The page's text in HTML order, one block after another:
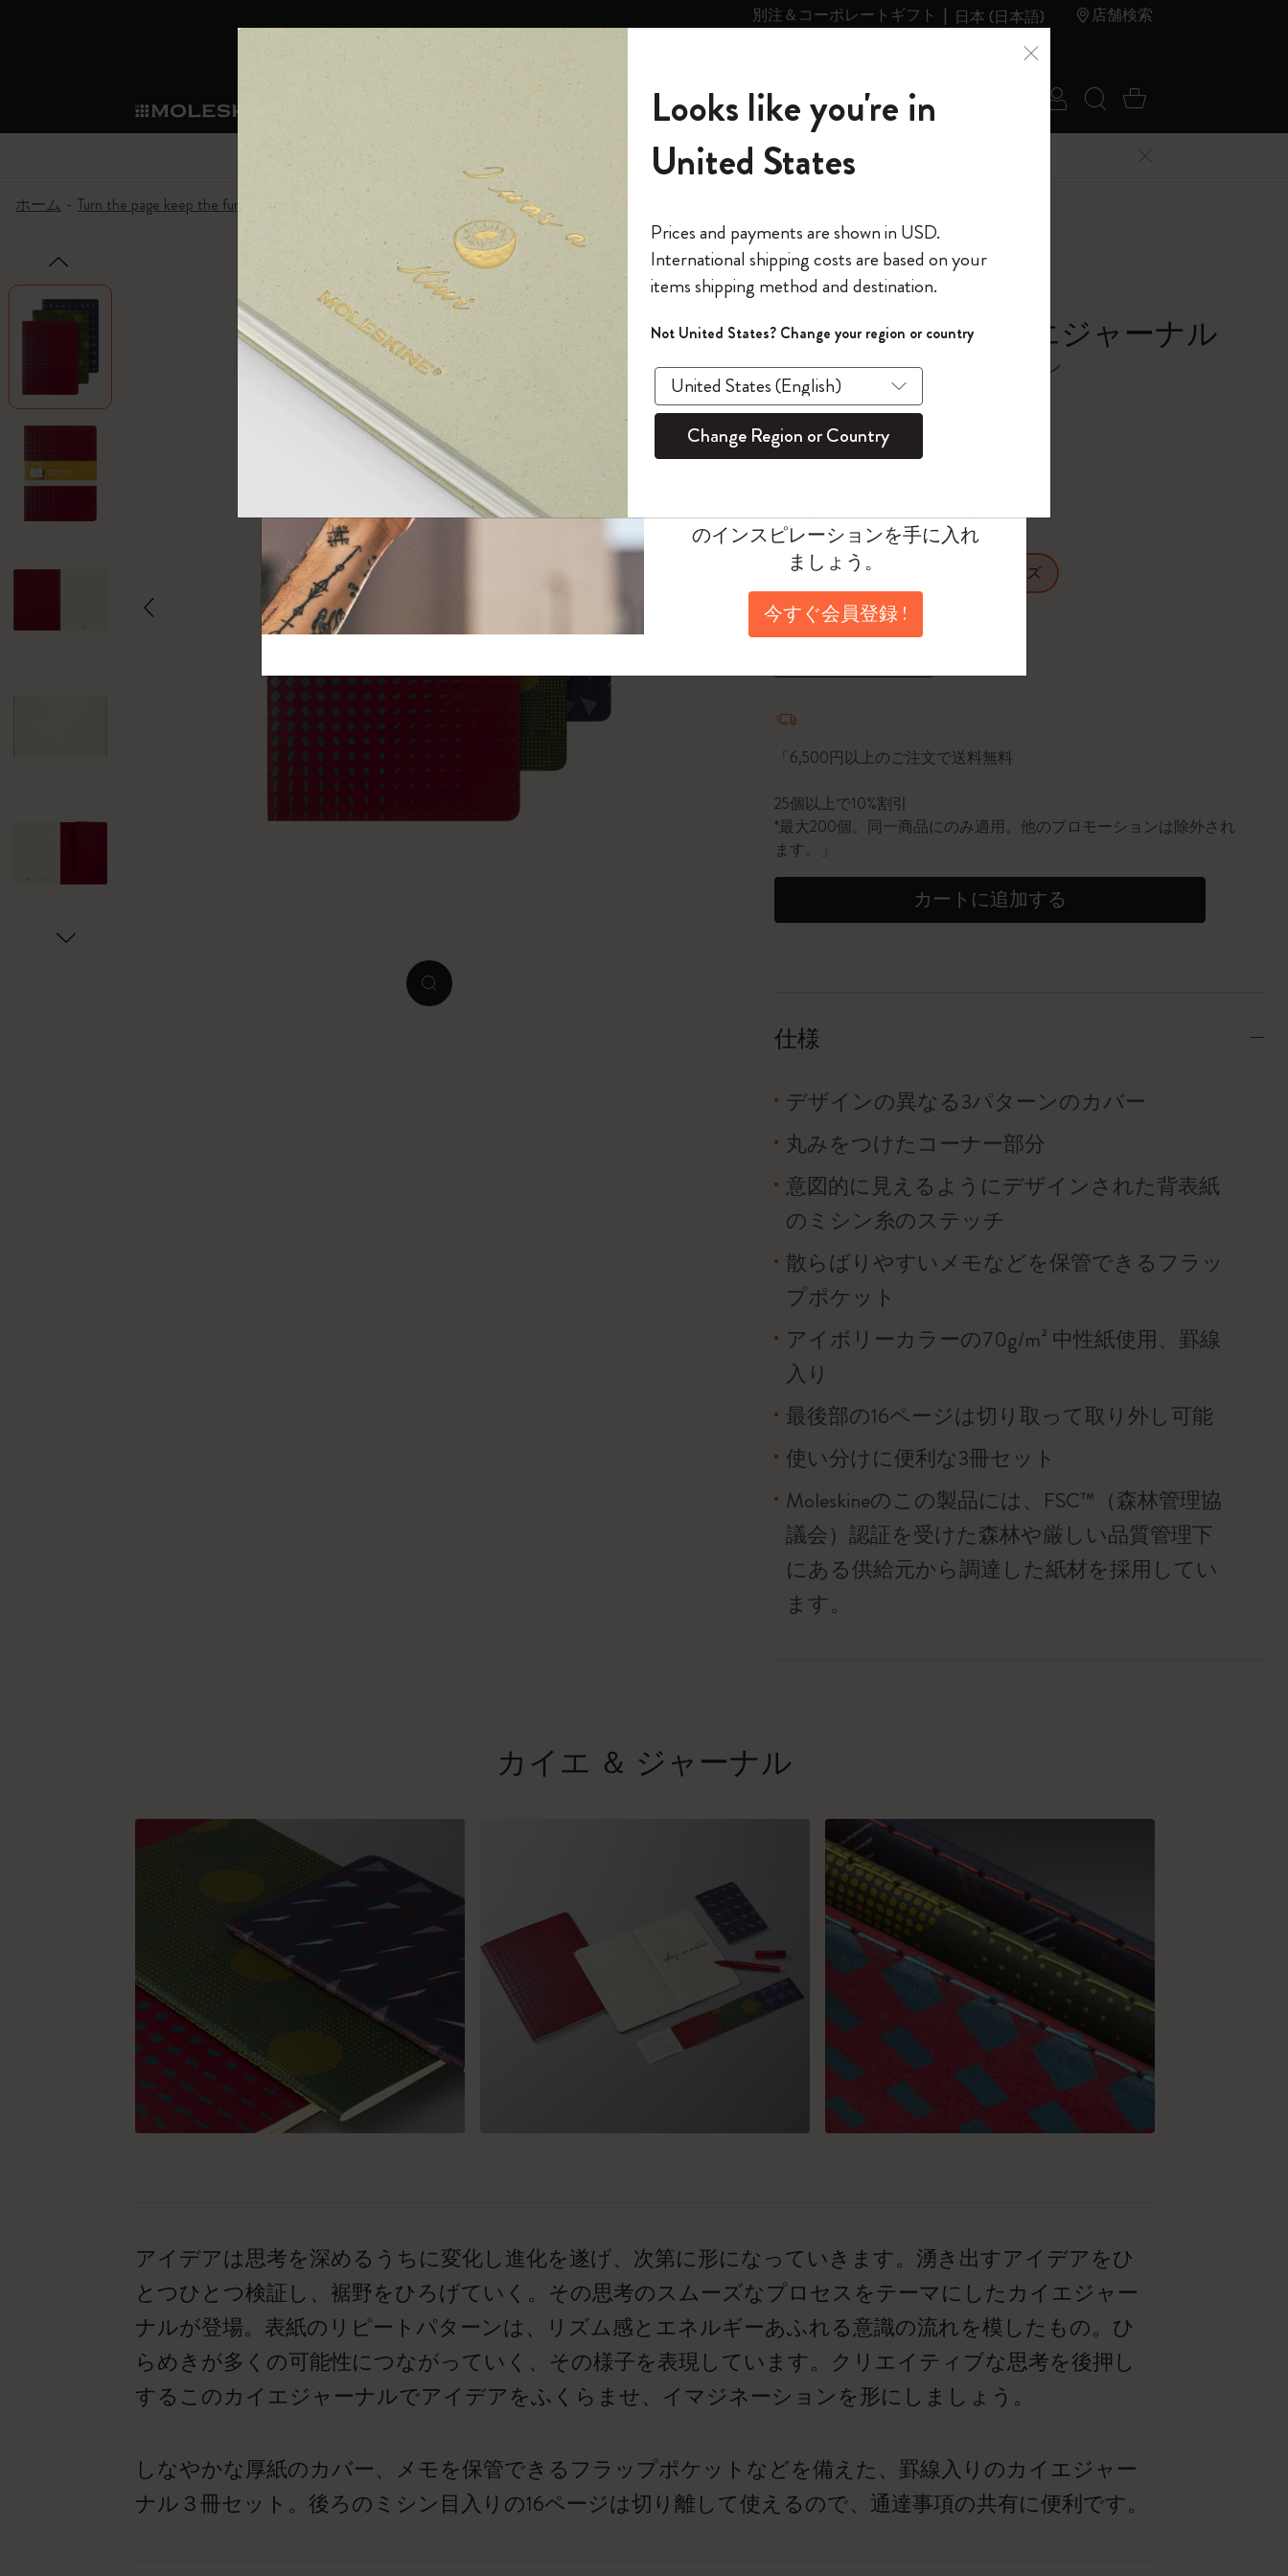
別注＆コーポレートギフト 日本 (日本語) 店舗検索
ショ
ノートブック
ノートブック
The Original Notebook
ミニノートブックチャーム
カイエ ＆ ジャーナル
セット
パッションジャーナル
スチューデントカイエジャーナル
サブカテゴリ
ダイアリー
パーソナル・ダイアリー
12カ月ダイアリー
15ヶ月プランナー
ウィークリープランナー
デイリープランナー
マンスリープランナー
ライフプランナー・コレクション
アカデミック・プランナー
モレスキンスマート
サブカテゴリ
すべて見る
スマートライティング・システム
モレスキンスマートスマートとは
アプリ・サービス
ライティングツール
サブカテゴリ
モレスキンスマート
Blackwing x モレスキン
Kaweco x モレスキン
ペン & ペンシル
限定版ノートブック
Reframe サングラス
ムーミン コレクション
キム・ジョンギコレクション
「Alice's Adventures in Wonderland」コレ
『ロード・オブ・ザ・リング』コレク
カラーパターン ノートブック
サクラコレクション
馬年コレクション
ISSEY MIYAKE | モレスキン のコレク
ション
ナサにインスパイアされたコレクショ
キム・ジョンギコレクション
Impressions of Impressionism コレクショ
ン
カサ・バトリョ 限定版コレクション
ゴッホ美術館
すべて見る
バックパック
限定版バックパック
Shopper paper – made Collection
アートを愛する方への贈り物
プロフェッショナルへの贈り物
ミニマリストへの贈り物
マキシマリストへの贈り物
健康を愛する方への贈り物です
趣味を愛する方へのギフト
サブカテゴリ
カントリー・テーマ・ピンズ・コレク
ション
サブカテゴリ
プライドをいつも胸に
Mardi Mercredi × モレスキン
スマートライティング・シス
サブカテゴリ
スマートライティング・システム
スマートノートブック
スマートダイアリー
モレスキンスマートスマート
アプリ・サービス
サブカテゴリ
Notes
モレスキン Journal
モレスキン Planner
パーソナライズサ
ービス
サブカテゴリ
カスタムダイアリー
カスタムノートブック
和紙テープ
ミニノートブックチャーム
別注＆コーポレートギフト
リー
の世界
サブカテゴリ
モレスキンメンバーシップ
我々の歴史
モレスキンのマニフェスト
ペンと紙の力
持続可能な創造性
ール
ログイン
今すぐメンバー登録
ウェルカムオファー: 次回のご購入時に10% オフと送料無料
通常特典: パーソナライズの2冊ご購入で1冊無料
バースデー特典: 1回限りの割引（1ヶ月有効）
先行プレビュー: 新作コレクションへの先行アクセス
伝説的なお得情報: 会員限定の特別サプライズ
セールへの早期アクセス: お得な情報をいち早くチェック
モレスキン限定イベント: 優先アクセス
返品期間の延長: 1ヶ月間
モレスキンの世界へようこそ
*メールアドレス
*パスワード
このデバイスで情報を保存する
ログイン
検索 (キーワード
カート 0 アイ
6,500円以上のご購入で送料無料 メニューを閉じる
ホーム Turn the page keep the fun Ideas in Motion カイエジャーナル
zoom.cta
新製品
Ideas in Motion カイエジャーナル
3冊セット（XL、罫線）, パターン
¥ 3,520
Select a color
Select a size
ポケット XLサイズ
「6,500円以上のご注文で送料無料
25個以上で10%割引
*最大200個。同一商品にのみ適用。他のプロモーションは除外され
ます。」
カートに追加する
仕様
デザインの異なる3パターンのカバー
丸みをつけたコーナー部分
意図的に見えるようにデザインされた背表紙
のミシン糸のステッチ
散らばりやすいメモなどを保管できるフラッ
プポケット
アイボリーカラーの70g/m² 中性紙使用、罫線
入り
最後部の16ページは切り取って取り外し可能
使い分けに便利な3冊セット
Moleskineのこの製品には、FSC™（森林管理協
議会）認証を受けた森林や厳しい品質管理下
にある供給元から調達した紙材を採用してい
ます。
カイエ ＆ ジャーナル
アイデアは思考を深めるうちに変化し進化を遂げ、次第に形になっていきます。湧き出すアイデアをひ
とつひとつ検証し、裾野をひろげていく。その思考のスムーズなプロセスをテーマにしたカイエジャー
ナルが登場。表紙のリピートパターンは、リズム感とエネルギーあふれる意識の流れを模したもの。ひ
らめきが多くの可能性につながっていく、その様子を表現しています。クリエイティブな思考を後押し
するこのカイエジャーナルでアイデアをふくらませ、イマジネーションを形にしましょう。
しなやかな厚紙のカバー、メモを保管できるフラップポケットなどを備えた、罫線入りのカイエジャー
ナル３冊セット。後ろのミシン目入りの16ページは切り離して使えるので、通達事項の共有に便利です。
モレスキンの世界へようこそ
今すぐ会員登録して、コード
「WELCOME10」を入力すると、初
回注文が10%オフ＋送料無料になり
ます。セール・アウトレット品は
適用外。
のインスピレーションを手に入れ
ましょう。
今すぐ会員登録 !
Looks like you're in
United States
Prices and payments are shown in USD.
International shipping costs are based on your
items shipping method and destination.
Not United States? Change your region or country
Change Region or Country